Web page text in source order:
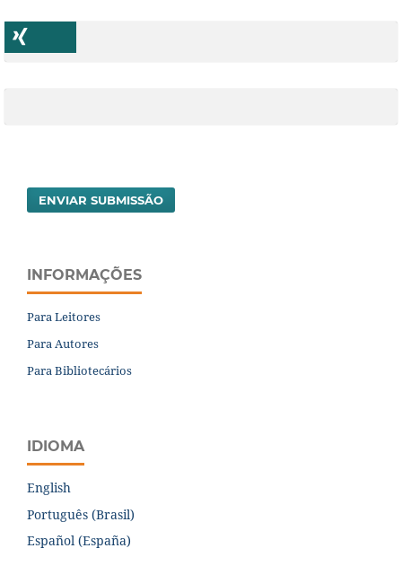
ENVIAR SUBMISSÃO
INFORMAÇÕES
Para Leitores
Para Autores
Para Bibliotecários
IDIOMA
English
Português (Brasil)
Español (España)